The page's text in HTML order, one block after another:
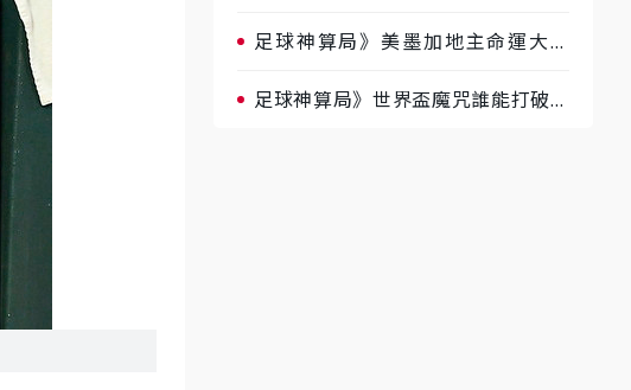
爆冷
足球神算局》美墨加地主命運大解
足球神算局》世界盃魔咒誰能打破？